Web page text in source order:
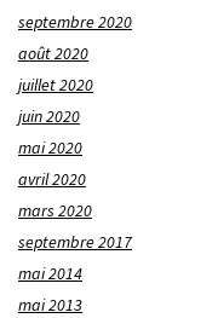
septembre 2020
août 2020
juillet 2020
juin 2020
mai 2020
avril 2020
mars 2020
septembre 2017
mai 2014
mai 2013